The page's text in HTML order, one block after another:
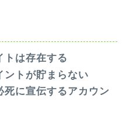
トは存在する
ントが貯まらない
死に宣伝するアカウン